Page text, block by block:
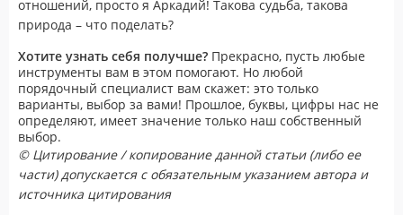
отношений, просто я Аркадий! Такова судьба, такова
природа – что поделать?
Хотите узнать себя получше? Прекрасно, пусть любые
инструменты вам в этом помогают. Но любой
порядочный специалист вам скажет: это только
варианты, выбор за вами! Прошлое, буквы, цифры нас не
определяют, имеет значение только наш собственный
выбор.
© Цитирование / копирование данной статьи (либо ее
части) допускается с обязательным указанием автора и
источника цитирования